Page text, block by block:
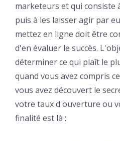
marketeurs et qui consiste
puis à les laisser agir par
mettez en ligne doit être
d'en évaluer le succès.
déterminer ce qui plaît le
quand vous avez compris
vous avez découvert le
votre taux d'ouverture ou
finalité est là :